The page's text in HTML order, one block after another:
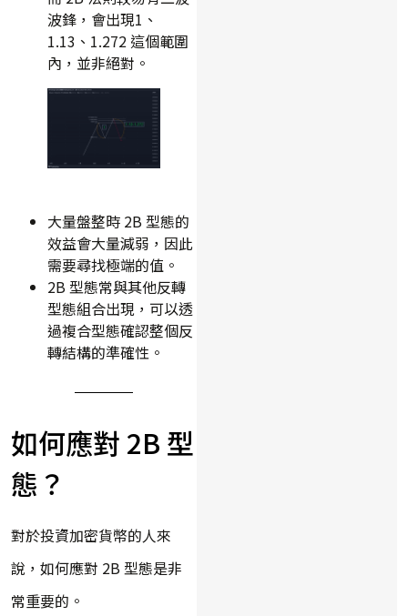
波鋒，會出現1、
1.13、1.272 這個範圍
內，並非絕對。
大量盤整時 2B 型態的
效益會大量減弱，因此
需要尋找極端的值。
2B 型態常與其他反轉
型態組合出現，可以透
過複合型態確認整個反
轉結構的準確性。
如何應對 2B 型
態？
對於投資加密貨幣的人來
說，如何應對 2B 型態是非
常重要的。